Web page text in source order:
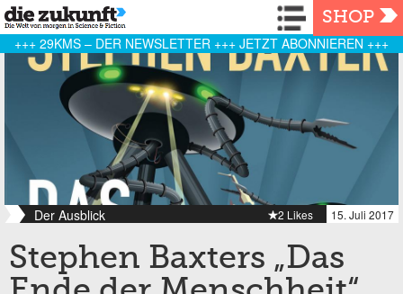
Navigation
SHOP
+++ 29KMS – DER NEWSLETTER +++ JETZT ABONNIEREN +++
Der Ausblick 15. Juli 2017
2 Likes
Stephen Baxters „Das